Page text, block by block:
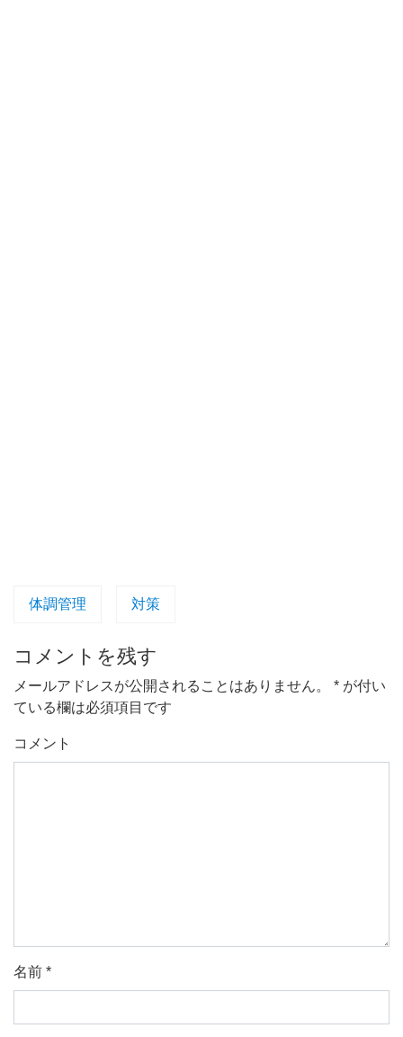
体調管理 対策
コメントを残す
メールアドレスが公開されることはありません。 * が付い
ている欄は必須項目です
コメント
名前 *